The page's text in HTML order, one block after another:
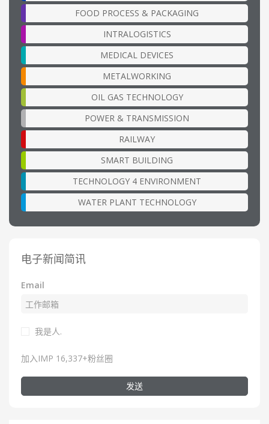
FOOD PROCESS & PACKAGING
INTRALOGISTICS
MEDICAL DEVICES
METALWORKING
OIL GAS TECHNOLOGY
POWER & TRANSMISSION
RAILWAY
SMART BUILDING
TECHNOLOGY 4 ENVIRONMENT
WATER PLANT TECHNOLOGY
电子新闻简讯
Email
我是人.
加入IMP 16,337+粉丝圈
发送